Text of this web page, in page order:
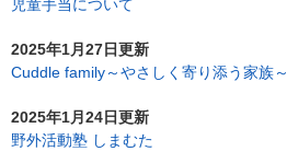
児童手当について
2025年1月27日更新
Cuddle family～やさしく寄り添う家族～
2025年1月24日更新
野外活動塾 しまむた